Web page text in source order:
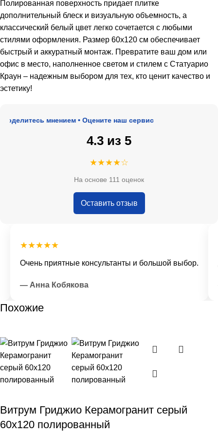
Полированная поверхность придает плитке
дополнительный блеск и визуальную объемность, а
классический белый цвет легко сочетается с любыми
стилями оформления. Размер 60х120 см обеспечивает
быстрый и аккуратный монтаж. Превратите ваш дом или
офис в место, наполненное светом и стилем с Статуарио
Краун – надежным выбором для тех, кто ценит качество и
эстетику!
мнением • Оцените наш сервис
4.3 из 5
★★★★☆
На основе 111 оценок
Оставить отзыв
★★★★★
Очень приятные консультанты и большой выбор.
— Анна Кобякова
Похожие
Витрум Гриджио Керамогранит серый
60х120 полированный